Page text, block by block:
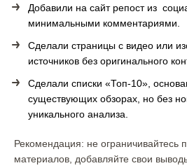
Добавили на сайт репост из
минимальными комментариями.
Сделали страницы с видео или
источников без оригинального
Сделали списки «Топ-10»,
существующих обзорах, но без
уникального анализа.
Рекомендация: не ограничивайтесь
материалов, добавляйте свои